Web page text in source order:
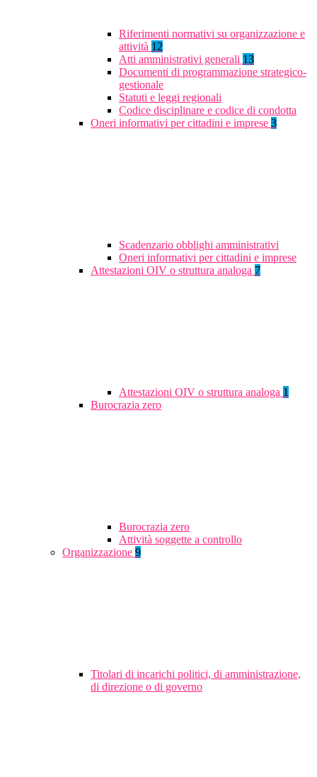
Riferimenti normativi su organizzazione e
attività 12
Atti amministrativi generali 13
Documenti di programmazione strategico-
gestionale
Statuti e leggi regionali
Codice disciplinare e codice di condotta
Oneri informativi per cittadini e imprese 3
Scadenzario obblighi amministrativi
Oneri informativi per cittadini e imprese
Attestazioni OIV o struttura analoga 7
Attestazioni OIV o struttura analoga 1
Burocrazia zero
Burocrazia zero
Attività soggette a controllo
Organizzazione 9
Titolari di incarichi politici, di amministrazione,
di direzione o di governo